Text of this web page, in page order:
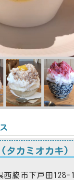
タカミオカキ)
西脇市下戸田128-1